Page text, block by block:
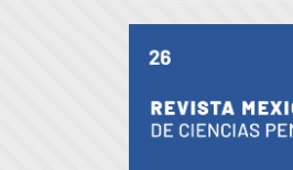
Barra
lateral
del
artículo